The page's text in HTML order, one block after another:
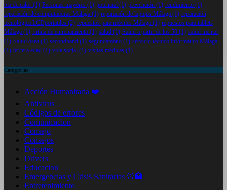
ola de calor (1) Personas mayores (1) potencial (1) prevención (1) rendimiento (1)
reparación de computadoras Málaga (1) reparación de laptops Málaga (1) reparación
tecnológica LCDportatiles (2) repuestos para móviles Málaga (1) repuestos para tablets
Málaga (1) rutina de entrenamiento (1) salud (1) Salud a partir de los 50 (1) salud mental
(1) Salud ósea (1) secondhand (1) segundamano (1) servicio técnico informático Málaga
(1) tercera edad (1) vida social (1) visitas médicas (1)
Categorias
Acción Humanitaria ❤️
Antivirus
Códigos de errores
Comunicacion
Consejo
Consejos
Deportes
Drivers
Educacion
Emergencias y Crisis Sanitarias 🚨🏥
Entretenimiento